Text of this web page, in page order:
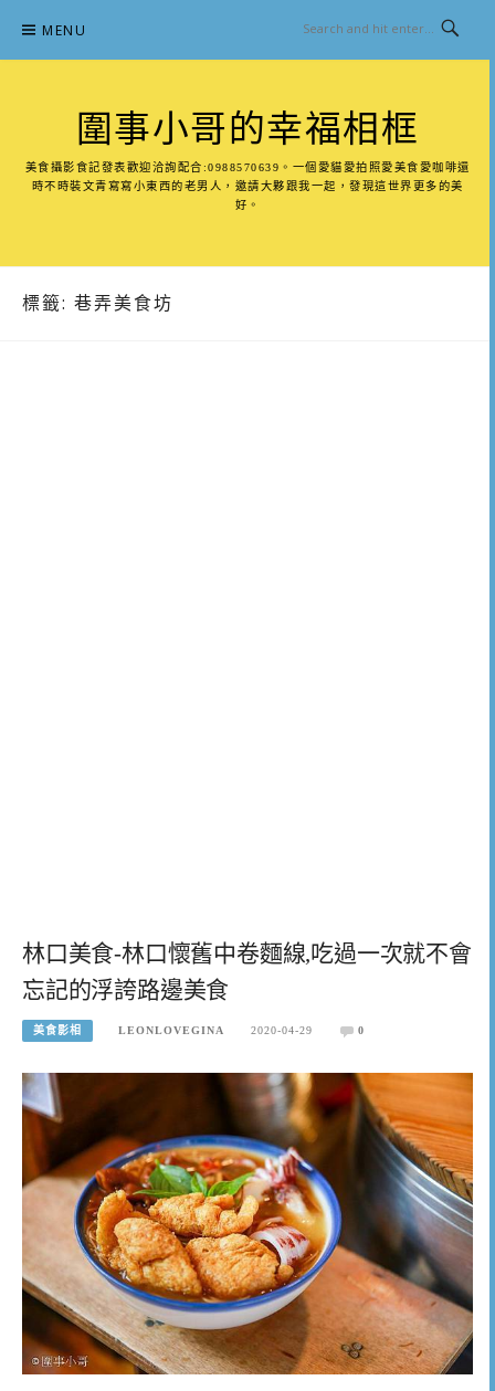
content
MENU
圍事小哥的幸福相框
美食攝影食記發表歡迎洽詢配合:0988570639。一個愛貓愛拍照愛美食愛咖啡還
時不時裝文青寫寫小東西的老男人，邀請大夥跟我一起，發現這世界更多的美
好。
標籤: 巷弄美食坊
林口美食-林口懷舊中卷麵線,吃過一次就不會
忘記的浮誇路邊美食
美食影相 LEONLOVEGINA 2020-04-29 0